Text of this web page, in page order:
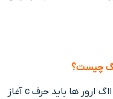
در سری های قدیمی ماشین ظرفشویی ااگ ارور ها باید حرف c آغاز